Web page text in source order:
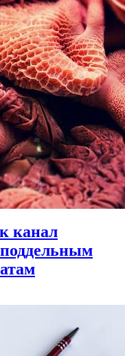
канал